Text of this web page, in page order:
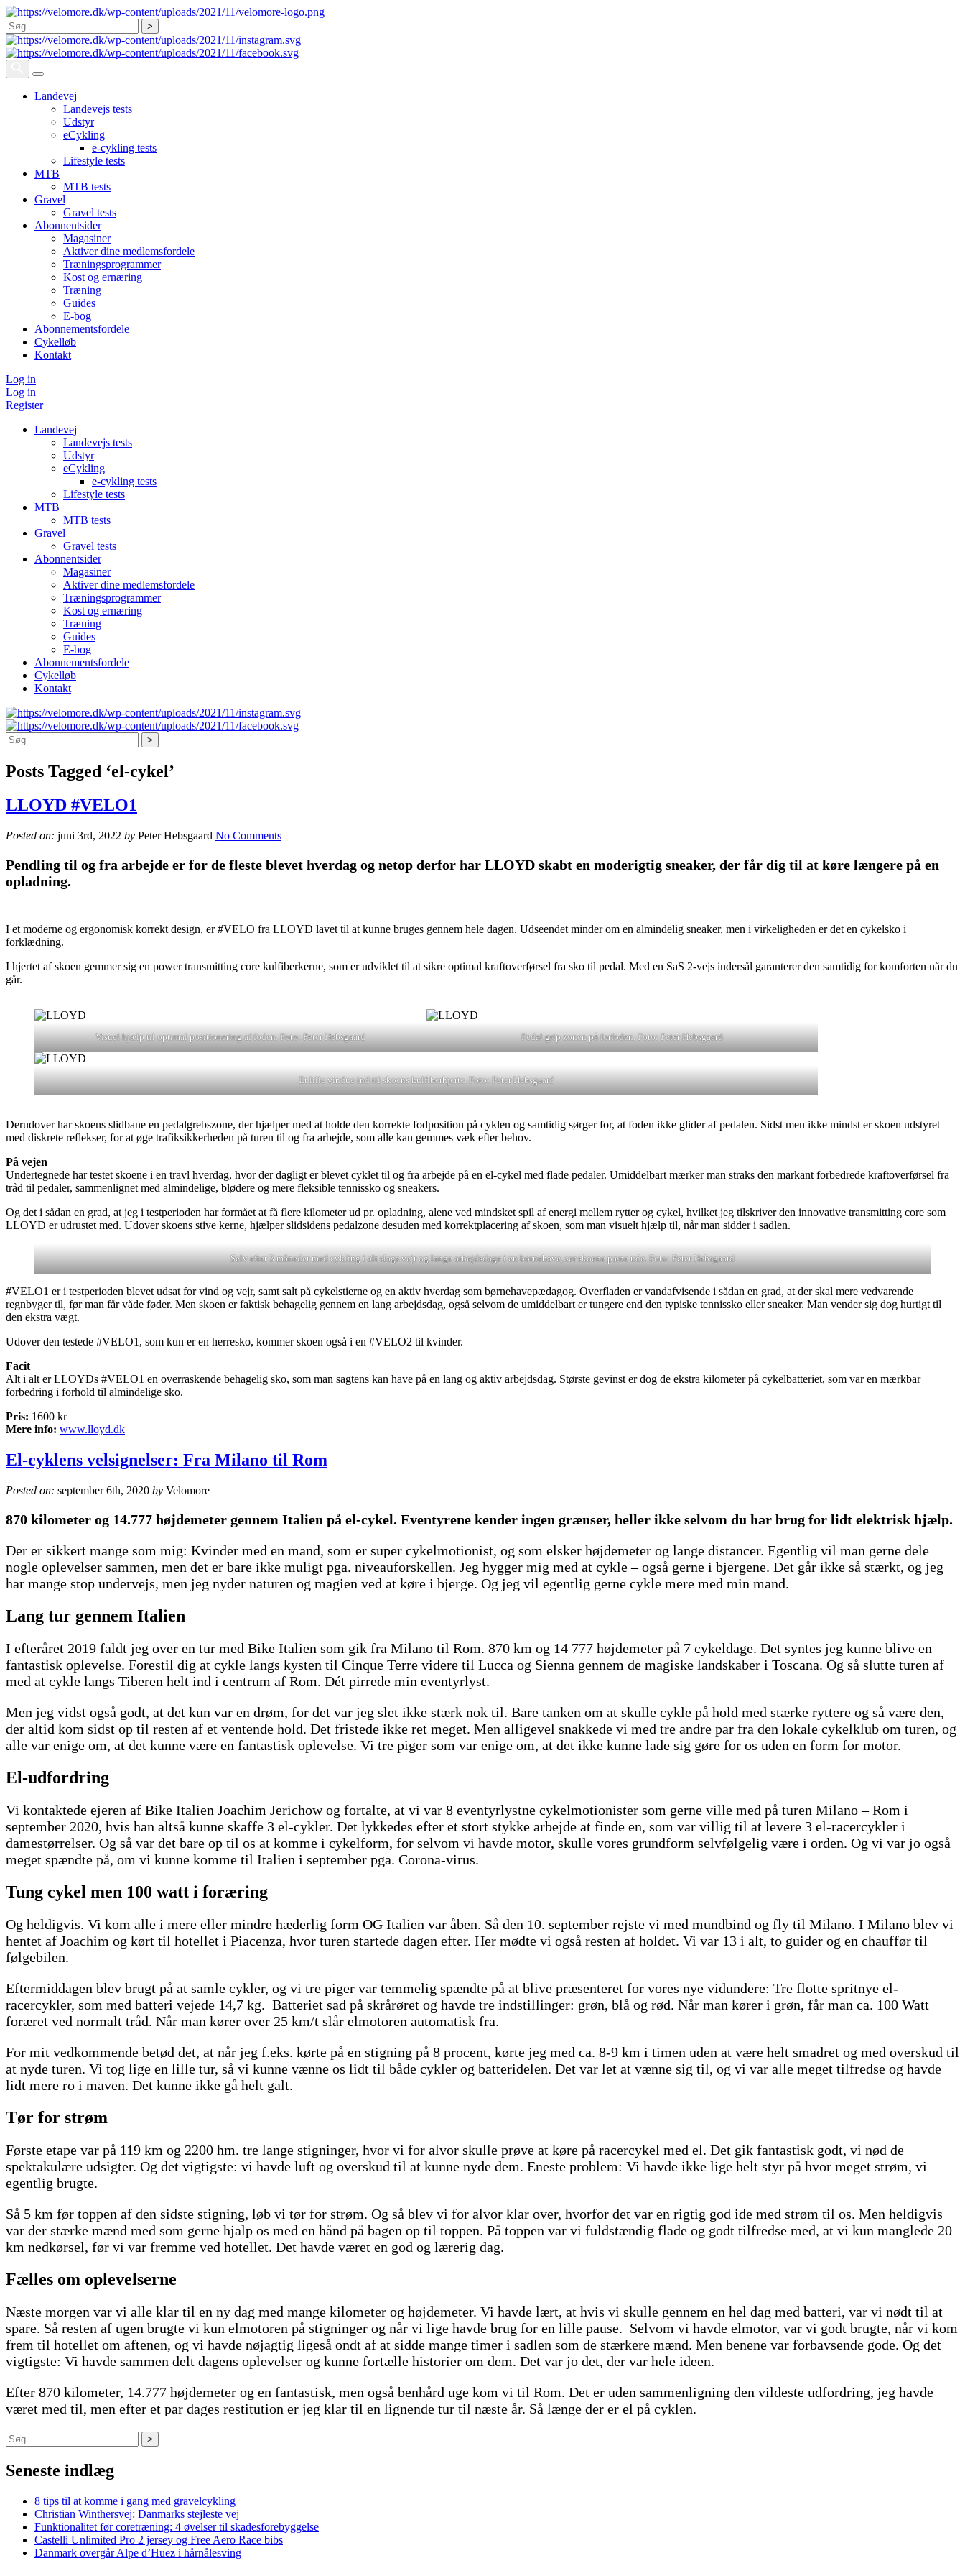
Søg
Landevej
Landevejs tests
Udstyr
eCykling
e-cykling tests
Lifestyle tests
MTB
MTB tests
Gravel
Gravel tests
Abonnentsider
Magasiner
Aktiver dine medlemsfordele
Træningsprogrammer
Kost og ernæring
Træning
Guides
E-bog
Abonnementsfordele
Cykelløb
Kontakt
Log in
Log in
Register
Landevej
Landevejs tests
Udstyr
eCykling
e-cykling tests
Lifestyle tests
MTB
MTB tests
Gravel
Gravel tests
Abonnentsider
Magasiner
Aktiver dine medlemsfordele
Træningsprogrammer
Kost og ernæring
Træning
Guides
E-bog
Abonnementsfordele
Cykelløb
Kontakt
Søg
Posts Tagged ‘el-cykel’
LLOYD #VELO1
Posted on: juni 3rd, 2022 by Peter Hebsgaard No Comments
Pendling til og fra arbejde er for de fleste blevet hverdag og netop derfor har LLOYD skabt en moderigtig sneaker, der får dig til at køre længere på en
opladning.
I et moderne og ergonomisk korrekt design, er #VELO fra LLOYD lavet til at kunne bruges gennem hele dagen. Udseendet minder om en almindelig sneaker, men i virkeligheden er det en cykelsko i
forklædning.
I hjertet af skoen gemmer sig en power transmitting core kulfiberkerne, som er udviklet til at sikre optimal kraftoverførsel fra sko til pedal. Med en SaS 2-vejs indersål garanterer den samtidig for komforten når du
går.
Visuel hjælp til optimal positionering af foden. Foto: Peter Hebsgaard Pedal grip zonen på forfoden. Foto: Peter Hebsgaard
Et lille vindue ind til skoens kulfiberhjerte. Foto: Peter Hebsgaard
Derudover har skoens slidbane en pedalgrebszone, der hjælper med at holde den korrekte fodposition på cyklen og samtidig sørger for, at foden ikke glider af pedalen. Sidst men ikke mindst er skoen udstyret
med diskrete reflekser, for at øge trafiksikkerheden på turen til og fra arbejde, som alle kan gemmes væk efter behov.
På vejen
Undertegnede har testet skoene i en travl hverdag, hvor der dagligt er blevet cyklet til og fra arbejde på en el-cykel med flade pedaler. Umiddelbart mærker man straks den markant forbedrede kraftoverførsel fra
tråd til pedaler, sammenlignet med almindelige, blødere og mere fleksible tennissko og sneakers.
Og det i sådan en grad, at jeg i testperioden har formået at få flere kilometer ud pr. opladning, alene ved mindsket spil af energi mellem rytter og cykel, hvilket jeg tilskriver den innovative transmitting core som
LLOYD er udrustet med. Udover skoens stive kerne, hjælper slidsidens pedalzone desuden med korrektplacering af skoen, som man visuelt hjælp til, når man sidder i sadlen.
Selv efter 3 måneder med cykling i alt slags vejr og lange arbejdsdage i en børnehave, ser skoene pæne ude. Foto: Peter Hebsgaard
#VELO1 er i testperioden blevet udsat for vind og vejr, samt salt på cykelstierne og en aktiv hverdag som børnehavepædagog. Overfladen er vandafvisende i sådan en grad, at der skal mere vedvarende
regnbyger til, før man får våde føder. Men skoen er faktisk behagelig gennem en lang arbejdsdag, også selvom de umiddelbart er tungere end den typiske tennissko eller sneaker. Man vender sig dog hurtigt til
den ekstra vægt.
Udover den testede #VELO1, som kun er en herresko, kommer skoen også i en #VELO2 til kvinder.
Facit
Alt i alt er LLOYDs #VELO1 en overraskende behagelig sko, som man sagtens kan have på en lang og aktiv arbejdsdag. Største gevinst er dog de ekstra kilometer på cykelbatteriet, som var en mærkbar
forbedring i forhold til almindelige sko.
Pris: 1600 kr
Mere info: www.lloyd.dk
El-cyklens velsignelser: Fra Milano til Rom
Posted on: september 6th, 2020 by Velomore
870 kilometer og 14.777 højdemeter gennem Italien på el-cykel. Eventyrene kender ingen grænser, heller ikke selvom du har brug for lidt elektrisk hjælp.
Der er sikkert mange som mig: Kvinder med en mand, som er super cykelmotionist, og som elsker højdemeter og lange distancer. Egentlig vil man gerne dele
nogle oplevelser sammen, men det er bare ikke muligt pga. niveauforskellen. Jeg hygger mig med at cykle – også gerne i bjergene. Det går ikke så stærkt, og jeg
har mange stop undervejs, men jeg nyder naturen og magien ved at køre i bjerge. Og jeg vil egentlig gerne cykle mere med min mand.
Lang tur gennem Italien
I efteråret 2019 faldt jeg over en tur med Bike Italien som gik fra Milano til Rom. 870 km og 14 777 højdemeter på 7 cykeldage. Det syntes jeg kunne blive en
fantastisk oplevelse. Forestil dig at cykle langs kysten til Cinque Terre videre til Lucca og Sienna gennem de magiske landskaber i Toscana. Og så slutte turen af
med at cykle langs Tiberen helt ind i centrum af Rom. Dét pirrede min eventyrlyst.
Men jeg vidst også godt, at det kun var en drøm, for det var jeg slet ikke stærk nok til. Bare tanken om at skulle cykle på hold med stærke ryttere og så være den,
der altid kom sidst op til resten af et ventende hold. Det fristede ikke ret meget. Men alligevel snakkede vi med tre andre par fra den lokale cykelklub om turen, og
alle var enige om, at det kunne være en fantastisk oplevelse. Vi tre piger som var enige om, at det ikke kunne lade sig gøre for os uden en form for motor.
El-udfordring
Vi kontaktede ejeren af Bike Italien Joachim Jerichow og fortalte, at vi var 8 eventyrlystne cykelmotionister som gerne ville med på turen Milano – Rom i
september 2020, hvis han altså kunne skaffe 3 el-cykler. Det lykkedes efter et stort stykke arbejde at finde en, som var villig til at levere 3 el-racercykler i
damestørrelser. Og så var det bare op til os at komme i cykelform, for selvom vi havde motor, skulle vores grundform selvfølgelig være i orden. Og vi var jo også
meget spændte på, om vi kunne komme til Italien i september pga. Corona-virus.
Tung cykel men 100 watt i foræring
Og heldigvis. Vi kom alle i mere eller mindre hæderlig form OG Italien var åben. Så den 10. september rejste vi med mundbind og fly til Milano. I Milano blev vi
hentet af Joachim og kørt til hotellet i Piacenza, hvor turen startede dagen efter. Her mødte vi også resten af holdet. Vi var 13 i alt, to guider og en chauffør til
følgebilen.
Eftermiddagen blev brugt på at samle cykler, og vi tre piger var temmelig spændte på at blive præsenteret for vores nye vidundere: Tre flotte spritnye el-
racercykler, som med batteri vejede 14,7 kg. Batteriet sad på skrårøret og havde tre indstillinger: grøn, blå og rød. Når man kører i grøn, får man ca. 100 Watt
foræret ved normalt tråd. Når man kører over 25 km/t slår elmotoren automatisk fra.
For mit vedkommende betød det, at når jeg f.eks. kørte på en stigning på 8 procent, kørte jeg med ca. 8-9 km i timen uden at være helt smadret og med overskud til
at nyde turen. Vi tog lige en lille tur, så vi kunne vænne os lidt til både cykler og batteridelen. Det var let at vænne sig til, og vi var alle meget tilfredse og havde
lidt mere ro i maven. Det kunne ikke gå helt galt.
Tør for strøm
Første etape var på 119 km og 2200 hm. tre lange stigninger, hvor vi for alvor skulle prøve at køre på racercykel med el. Det gik fantastisk godt, vi nød de
spektakulære udsigter. Og det vigtigste: vi havde luft og overskud til at kunne nyde dem. Eneste problem: Vi havde ikke lige helt styr på hvor meget strøm, vi
egentlig brugte.
Så 5 km før toppen af den sidste stigning, løb vi tør for strøm. Og så blev vi for alvor klar over, hvorfor det var en rigtig god ide med strøm til os. Men heldigvis
var der stærke mænd med som gerne hjalp os med en hånd på bagen op til toppen. På toppen var vi fuldstændig flade og godt tilfredse med, at vi kun manglede 20
km nedkørsel, før vi var fremme ved hotellet. Det havde været en god og lærerig dag.
Fælles om oplevelserne
Næste morgen var vi alle klar til en ny dag med mange kilometer og højdemeter. Vi havde lært, at hvis vi skulle gennem en hel dag med batteri, var vi nødt til at
spare. Så resten af ugen brugte vi kun elmotoren på stigninger og når vi lige havde brug for en lille pause. Selvom vi havde elmotor, var vi godt brugte, når vi kom
frem til hotellet om aftenen, og vi havde nøjagtig ligeså ondt af at sidde mange timer i sadlen som de stærkere mænd. Men benene var forbavsende gode. Og det
vigtigste: Vi havde sammen delt dagens oplevelser og kunne fortælle historier om dem. Det var jo det, der var hele ideen.
Efter 870 kilometer, 14.777 højdemeter og en fantastisk, men også benhård uge kom vi til Rom. Det er uden sammenligning den vildeste udfordring, jeg havde
været med til, men efter et par dages restitution er jeg klar til en lignende tur til næste år. Så længe der er el på cyklen.
Søg
Seneste indlæg
8 tips til at komme i gang med gravelcykling
Christian Winthersvej: Danmarks stejleste vej
Funktionalitet før coretræning: 4 øvelser til skadesforebyggelse
Castelli Unlimited Pro 2 jersey og Free Aero Race bibs
Danmark overgår Alpe d’Huez i hårnålesving